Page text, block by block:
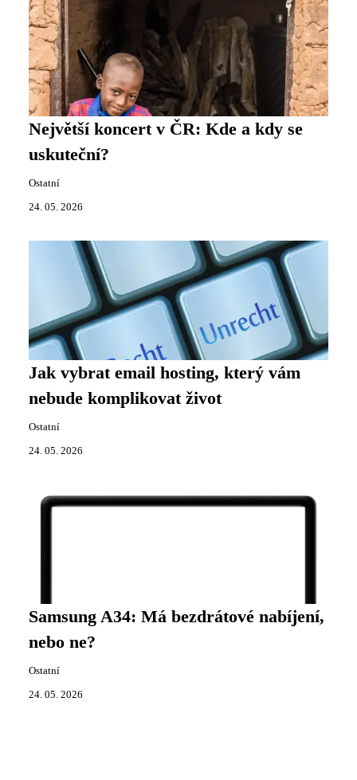
Největší koncert v ČR: Kde a kdy se
uskuteční?
Ostatní
24. 05. 2026
Jak vybrat email hosting, který vám
nebude komplikovat život
Ostatní
24. 05. 2026
Samsung A34: Má bezdrátové nabíjení,
nebo ne?
Ostatní
24. 05. 2026